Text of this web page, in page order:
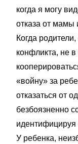
когда я могу
отказа от мамы
Когда
конфликта, не в
«войну» за
отказаться от
безбоязненно
идентифицируя
У ребенка,